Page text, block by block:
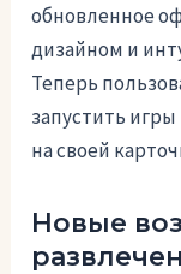
обновленное
дизайном и
Теперь
запустить
на своей
Новые